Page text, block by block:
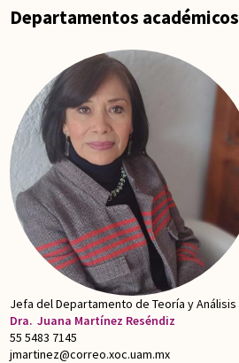
Departamentos académicos
Jefa del Departamento de Teoría y Análisis
Dra. Juana Martínez Reséndiz
55 5483 7145
jmartinez@correo.xoc.uam.mx